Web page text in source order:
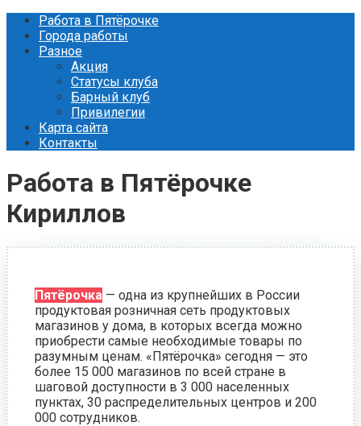
Перейти
контенту
Работа в Пятёрочке
Города работы
Разное
Акция
Статусы клуба
Барный клуб
Привилегии
Карта сайта
Контакты
Работа в Пятёрочке
Кириллов
Пятёрочка — одна из крупнейших в России
продуктовая розничная сеть продуктовых
магазинов у дома, в которых всегда можно
приобрести самые необходимые товары по
разумным ценам. «Пятёрочка» сегодня — это
более 15 000 магазинов по всей стране в
шаговой доступности в 3 000 населенных
пунктах, 30 распределительных центров и 200
000 сотрудников.